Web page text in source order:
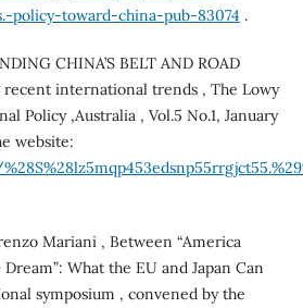
policy-toward-china-pub-83074 .
CHINA’S BELT AND ROAD
recent international trends , The Lowy
Policy ,Australia , Vol.5 No.1, January
website:
Mariani , Between “America
What the EU and Japan Can
symposium , convened by the